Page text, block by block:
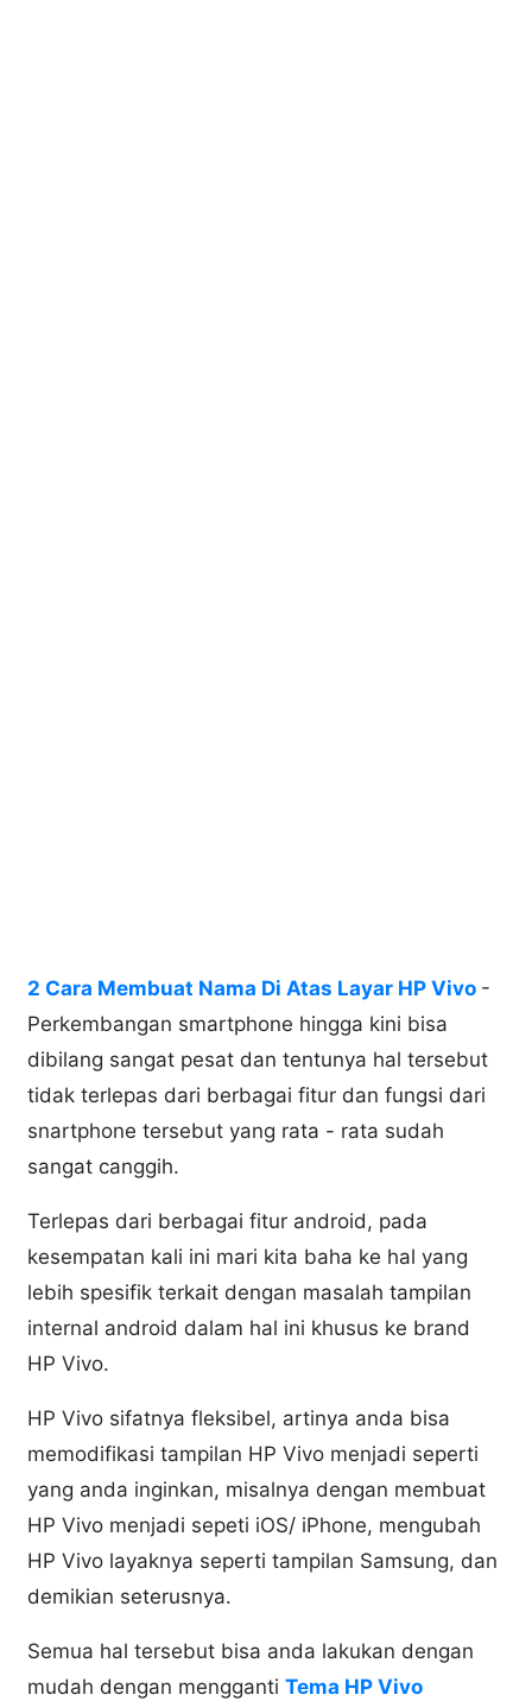
2 Cara Membuat Nama Di Atas Layar HP Vivo -
Perkembangan smartphone hingga kini bisa
dibilang sangat pesat dan tentunya hal tersebut
tidak terlepas dari berbagai fitur dan fungsi dari
snartphone tersebut yang rata - rata sudah
sangat canggih.
Terlepas dari berbagai fitur android, pada
kesempatan kali ini mari kita baha ke hal yang
lebih spesifik terkait dengan masalah tampilan
internal android dalam hal ini khusus ke brand
HP Vivo.
HP Vivo sifatnya fleksibel, artinya anda bisa
memodifikasi tampilan HP Vivo menjadi seperti
yang anda inginkan, misalnya dengan membuat
HP Vivo menjadi sepeti iOS/ iPhone, mengubah
HP Vivo layaknya seperti tampilan Samsung, dan
demikian seterusnya.
Semua hal tersebut bisa anda lakukan dengan
mudah dengan menggantiTema HP Vivo